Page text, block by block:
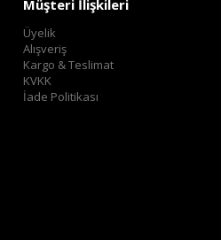
Müşteri İlişkileri
Üyelik
Alışveriş
Kargo & Teslimat
KVKK
İade Politikası